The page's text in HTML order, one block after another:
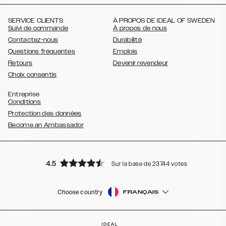
Ultra,Galaxy S10,Galaxy S10+,Galaxy S10e,Galaxy S9,Galaxy S9+,
SERVICE CLIENTS
Suivi de commande
Contactez-nous
Questions fréquentes
Retours
Choix consentis
À PROPOS DE IDEAL OF SWEDEN
À propos de nous
Durabilité
Emplois
Devenir revendeur
Entreprise
Conditions
Protection des données
Become an Ambassador
4.5 Sur la base de 23744 votes
Choose country FRANÇAIS